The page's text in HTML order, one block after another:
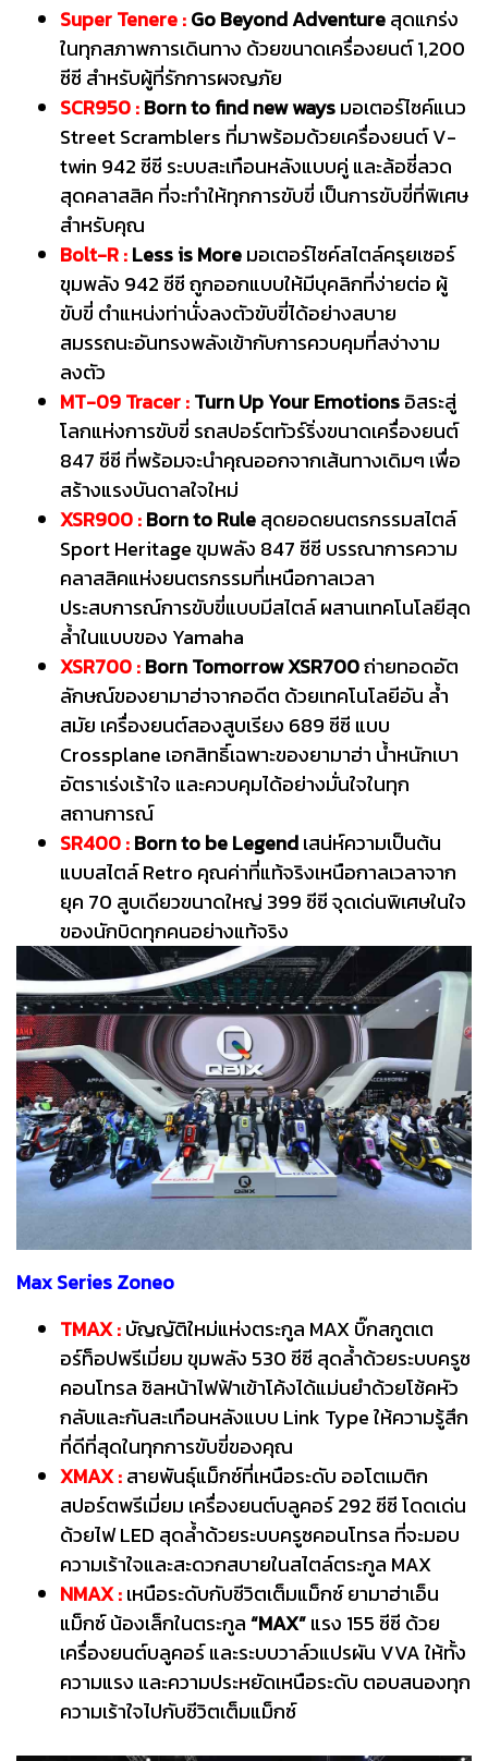
Super Tenere :Go Beyond Adventureสุดแกร่ง
ในทุกสภาพการเดินทาง ด้วยขนาดเครื่องยนต์ 1,200
ซีซี สำหรับผู้ที่รักการผจญภัย
SCR950 :Born to find new waysมอเตอร์ไซค์แนว
Street Scramblers ที่มาพร้อมด้วยเครื่องยนต์ V-
twin 942 ซีซี ระบบสะเทือนหลังแบบคู่ และล้อซี่ลวด
สุดคลาสสิค ที่จะทำให้ทุกการขับขี่ เป็นการขับขี่ที่พิเศษ
สำหรับคุณ
Bolt-R :Less is Moreมอเตอร์ไซค์สไตล์ครุยเซอร์
ขุมพลัง 942 ซีซี ถูกออกแบบให้มีบุคลิกที่ง่ายต่อ ผู้
ขับขี่ ตำแหน่งท่านั่งลงตัวขับขี่ได้อย่างสบาย
สมรรถนะอันทรงพลังเข้ากับการควบคุมที่สง่างาม
ลงตัว
MT-09 Tracer :Turn Up Your Emotionsอิสระสู่
โลกแห่งการขับขี่ รถสปอร์ตทัวร์ริ่งขนาดเครื่องยนต์
847 ซีซี ที่พร้อมจะนำคุณออกจากเส้นทางเดิมๆ เพื่อ
สร้างแรงบันดาลใจใหม่
XSR900 :Born to Ruleสุดยอดยนตรกรรมสไตล์
Sport Heritage ขุมพลัง 847 ซีซี บรรณาการความ
คลาสสิคแห่งยนตรกรรมที่เหนือกาลเวลา
ประสบการณ์การขับขี่แบบมีสไตล์ ผสานเทคโนโลยีสุด
ล้ำในแบบของ Yamaha
XSR700 :Born Tomorrow XSR700ถ่ายทอดอัต
ลักษณ์ของยามาฮ่าจากอดีต ด้วยเทคโนโลยีอัน ล้ำ
สมัย เครื่องยนต์สองสูบเรียง 689 ซีซี แบบ
Crossplane เอกสิทธิ์เฉพาะของยามาฮ่า น้ำหนักเบา
อัตราเร่งเร้าใจ และควบคุมได้อย่างมั่นใจในทุก
สถานการณ์
SR400 :Born to be Legendเสน่ห์ความเป็นต้น
แบบสไตล์ Retro คุณค่าที่แท้จริงเหนือกาลเวลาจาก
ยุค 70 สูบเดียวขนาดใหญ่ 399 ซีซี จุดเด่นพิเศษในใจ
ของนักบิดทุกคนอย่างแท้จริง
Max Series Zoneo
TMAX :บัญญัติใหม่แห่งตระกูล MAX บิ๊กสกูตเต
อร์ท็อปพรีเมี่ยม ขุมพลัง 530 ซีซี สุดล้ำด้วยระบบครูซ
คอนโทรล ชิลหน้าไฟฟ้าเข้าโค้งได้แม่นยำด้วยโช้คหัว
กลับและกันสะเทือนหลังแบบ Link Type ให้ความรู้สึก
ที่ดีที่สุดในทุกการขับขี่ของคุณ
XMAX :สายพันธุ์แม็กซ์ที่เหนือระดับ ออโตเมติก
สปอร์ตพรีเมี่ยม เครื่องยนต์บลูคอร์ 292 ซีซี โดดเด่น
ด้วยไฟ LED สุดล้ำด้วยระบบครูซคอนโทรล ที่จะมอบ
ความเร้าใจและสะดวกสบายในสไตล์ตระกูล MAX
NMAX :เหนือระดับกับชีวิตเต็มแม็กซ์ ยามาฮ่าเอ็น
แม็กซ์ น้องเล็กในตระกูล“MAX”แรง 155 ซีซี ด้วย
เครื่องยนต์บลูคอร์ และระบบวาล์วแปรผัน VVA ให้ทั้ง
ความแรง และความประหยัดเหนือระดับ ตอบสนองทุก
ความเร้าใจไปกับชีวิตเต็มแม็กซ์